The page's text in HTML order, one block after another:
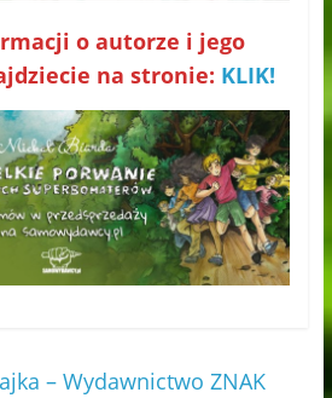
o autorze i jego
na stronie: KLIK!
– Wydawnictwo ZNAK